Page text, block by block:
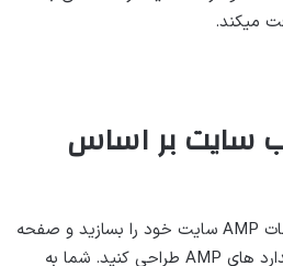
سایت بر اساس
در مرحله اول شما باید صفحات AMP سایت خود را بسازید و صفحه
سایت خود را بر اساس استاندارد های AMP طراحی کنید. شما به